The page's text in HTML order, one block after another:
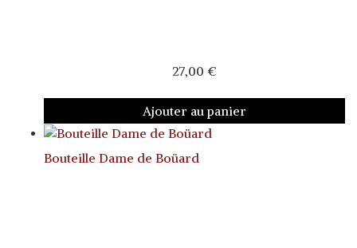
27,00 €
Ajouter au panier
Bouteille Dame de Boüard